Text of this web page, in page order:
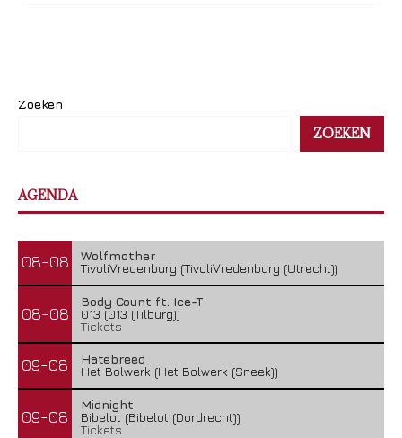
Zoeken
ZOEKEN
AGENDA
08-08
Wolfmother
TivoliVredenburg (TivoliVredenburg (Utrecht))
08-08
Body Count ft. Ice-T
013 (013 (Tilburg))
Tickets
09-08
Hatebreed
Het Bolwerk (Het Bolwerk (Sneek))
09-08
Midnight
Bibelot (Bibelot (Dordrecht))
Tickets